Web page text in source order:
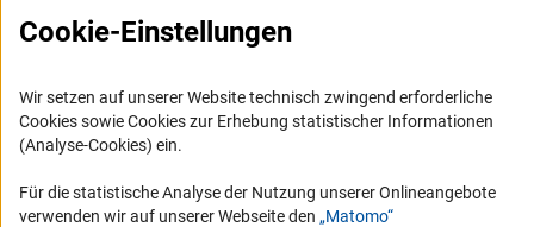
FAQ
Logo und Corporate Design
RSS-Feeds
Vergabeverfahren
Cookie-Einstellungen
Wir setzen auf unserer Website technisch zwingend erforderliche
Cookies sowie Cookies zur Erhebung statistischer Informationen
(Analyse-Cookies) ein.
Für die statistische Analyse der Nutzung unserer Onlineangebote
verwenden wir auf unserer Webseite den „Matomo“